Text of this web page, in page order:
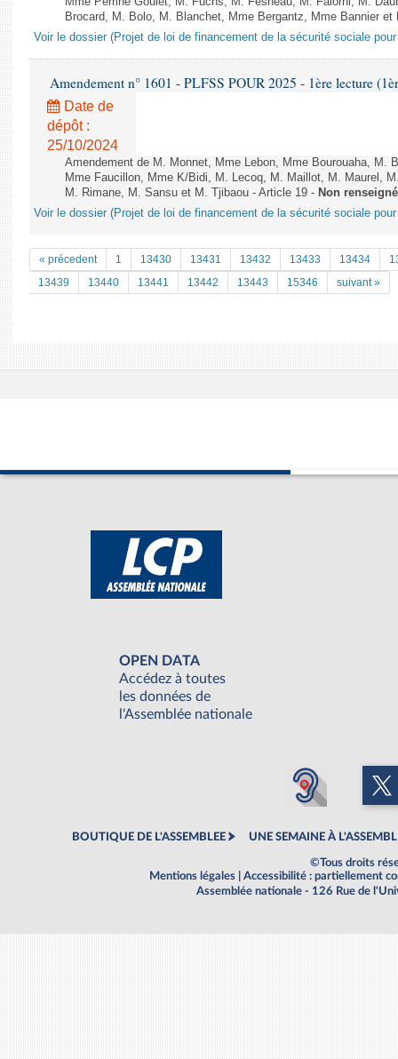
Brocard, M. Bolo, M. Blanchet, Mme Bergantz, Mme Bannier
Voir le dossier (Projet de loi de financement de la sécurité sociale pour
Amendement n° 1601 - PLFSS POUR 2025 - 1ère lecture
Date de
dépôt :
25/10/2024
Amendement de M. Monnet, Mme Lebon, Mme Bourouaha, M.
Mme Faucillon, Mme K/Bidi, M. Lecoq, M. Maillot, M. Maurel,
M. Rimane, M. Sansu et M. Tjibaou - Article 19 - Non renseigné
Voir le dossier (Projet de loi de financement de la sécurité sociale pour
« précedent 1 13430 13431 13432 13433 13434
13439
13440 13441 13442 13443 15346 suivant »
OPEN DATA
Accédez à toutes
les données de
l'Assemblée nationale
BOUTIQUE DE L'ASSEMBLEE UNE SEMAINE À
©Tous droits
Mentions légales
Accessibilité : partiellement
Assemblée nationale - 126 Rue de